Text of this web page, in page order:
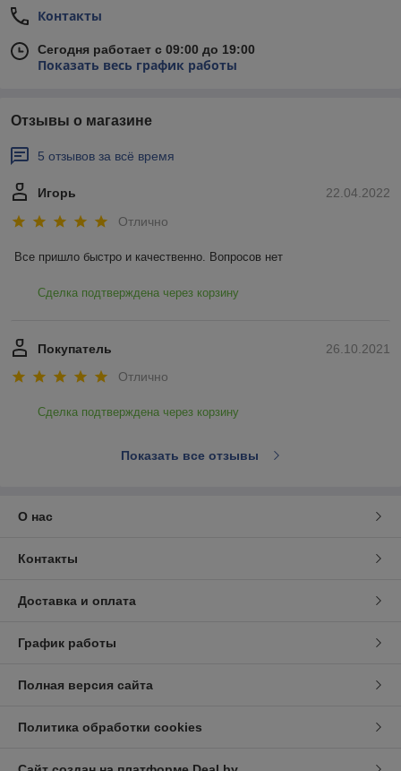
Контакты
Сегодня работает с 09:00 до 19:00
Показать весь график работы
Отзывы о магазине
5 отзывов за всё время
22.04.2022
Игорь
Отлично
Все пришло быстро и качественно. Вопросов нет
Сделка подтверждена через корзину
26.10.2021
Покупатель
Отлично
Сделка подтверждена через корзину
Показать все отзывы
О нас
Контакты
Доставка и оплата
График работы
Полная версия сайта
Политика обработки cookies